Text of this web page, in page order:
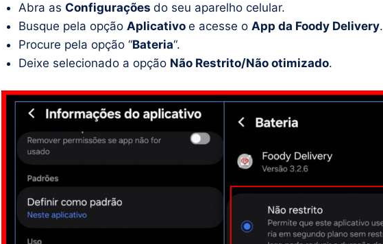
Abra asConfiguraçõesdo seu aparelho celular.
Busque pela opçãoAplicativoe acesse oApp da Foody Delivery.
Procure pela opção “Bateria“.
Deixe selecionado a opção Não Restrito/Não otimizado.